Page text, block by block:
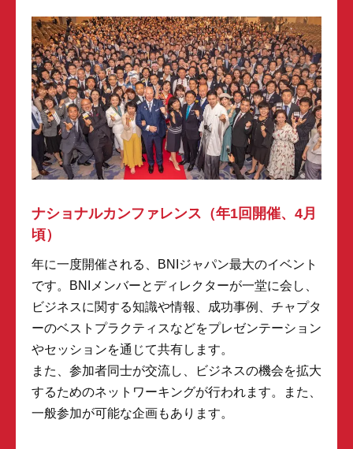
ナショナルカンファレンス（年1回開催、4月
頃）
年に一度開催される、BNIジャパン最大のイベント
です。BNIメンバーとディレクターが一堂に会し、
ビジネスに関する知識や情報、成功事例、チャプタ
ーのベストプラクティスなどをプレゼンテーション
やセッションを通じて共有します。
また、参加者同士が交流し、ビジネスの機会を拡大
するためのネットワーキングが行われます。また、
一般参加が可能な企画もあります。